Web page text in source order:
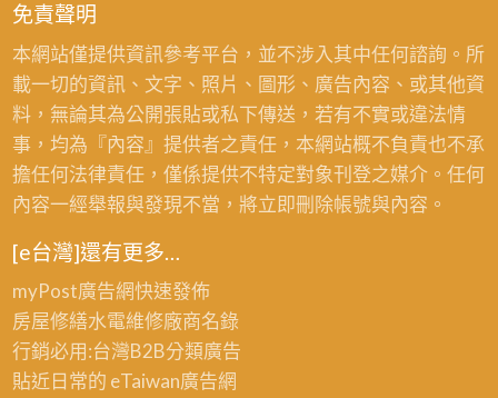
免責聲明
本網站僅提供資訊參考平台，並不涉入其中任何諮詢。所
載一切的資訊、文字、照片、圖形、廣告內容、或其他資
料，無論其為公開張貼或私下傳送，若有不實或違法情
事，均為『內容』提供者之責任，本網站概不負責也不承
擔任何法律責任，僅係提供不特定對象刊登之媒介。任何
內容一經舉報與發現不當，將立即刪除帳號與內容。
[e台灣]還有更多…
myPost廣告網快速發佈
房屋修繕水電維修廠商名錄
行銷必用:台灣B2B分類廣告
貼近日常的 eTaiwan廣告網